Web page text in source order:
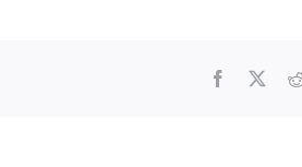
Facebook
X